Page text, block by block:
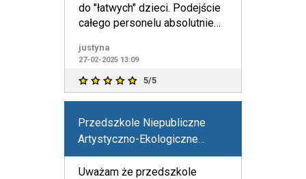
do "łatwych" dzieci. Podejście
całego personelu absolutnie
justyna
27-02-2025 13:09
5/5
Przedszkole Niepubliczne
Artystyczno-Ekologiczne
"Bajkowe Ogrody" Urszula
Steglińska
Uważam że przedszkole